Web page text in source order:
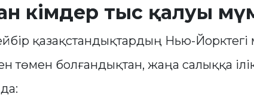
кімдер тыс қалуы
қазақстандықтардың Нью-Йорктегі
төмен болғандықтан, жаңа салыққа